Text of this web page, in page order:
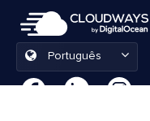
Português